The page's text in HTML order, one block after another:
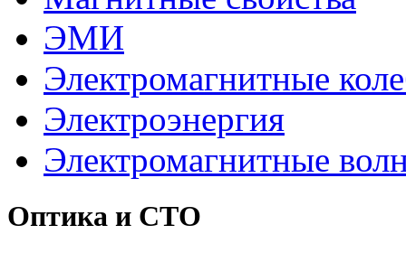
ЭМИ
Электромагнитные
Электроэнергия
Электромагнитные
Оптика и СТО